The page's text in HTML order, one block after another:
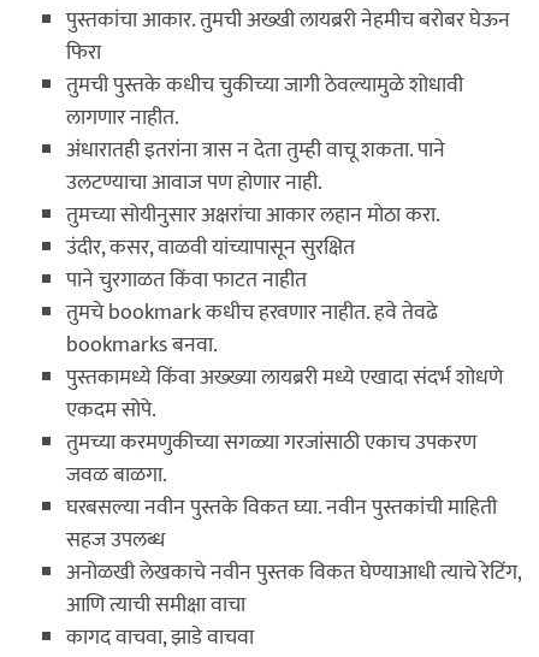
पुस्तकांचा आकार. तुमची अख्खी लायब्ररी नेहमीच बरोबर घेऊन
फिरा
तुमची पुस्तके कधीच चुकीच्या जागी ठेवल्यामुळे शोधावी
लागणार नाहीत.
अंधारातही इतरांना त्रास न देता तुम्ही वाचू शकता. पाने
उलटण्याचा आवाज पण होणार नाही.
तुमच्या सोयीनुसार अक्षरांचा आकार लहान मोठा करा.
उंदीर, कसर, वाळवी यांच्यापासून सुरक्षित
पाने चुरगाळत किंवा फाटत नाहीत
तुमचे bookmark कधीच हरवणार नाहीत. हवे तेवढे
bookmarks बनवा.
पुस्तकामध्ये किंवा अख्ख्या लायब्ररी मध्ये एखादा संदर्भ शोधणे
एकदम सोपे.
तुमच्या करमणुकीच्या सगळ्या गरजांसाठी एकाच उपकरण
जवळ बाळगा.
घरबसल्या नवीन पुस्तके विकत घ्या. नवीन पुस्तकांची माहिती
सहज उपलब्ध
अनोळखी लेखकाचे नवीन पुस्तक विकत घेण्याआधी त्याचे रेटिंग,
आणि त्याची समीक्षा वाचा
कागद वाचवा, झाडे वाचवा